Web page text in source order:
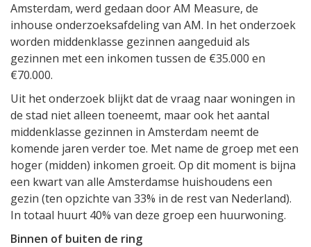
Amsterdam, werd gedaan door AM Measure, de
inhouse onderzoeksafdeling van AM. In het onderzoek
worden middenklasse gezinnen aangeduid als
gezinnen met een inkomen tussen de €35.000 en
€70.000.
Uit het onderzoek blijkt dat de vraag naar woningen in
de stad niet alleen toeneemt, maar ook het aantal
middenklasse gezinnen in Amsterdam neemt de
komende jaren verder toe. Met name de groep met een
hoger (midden) inkomen groeit. Op dit moment is bijna
een kwart van alle Amsterdamse huishoudens een
gezin (ten opzichte van 33% in de rest van Nederland).
In totaal huurt 40% van deze groep een huurwoning.
Binnen of buiten de ring